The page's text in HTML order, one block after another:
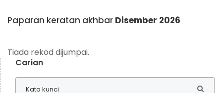
Paparan keratan akhbar Disember 2026
Tiada rekod dijumpai.
Carian